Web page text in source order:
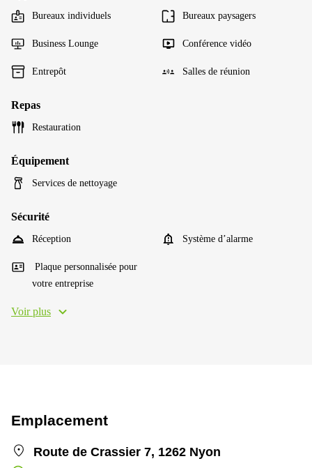
Bureaux individuels Bureaux paysagers
Business Lounge Conférence vidéo
Entrepôt Salles de réunion
Repas
Restauration
Équipement
Services de nettoyage
Sécurité
Réception Système d’alarme
Plaque personnalisée pour
votre entreprise
Voir plus
Emplacement
Route de Crassier 7, 1262 Nyon